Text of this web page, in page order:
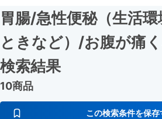
胃腸/急性便秘（生活
ときなど） /お腹が痛
検索結果
10商品
この検索条件を保存